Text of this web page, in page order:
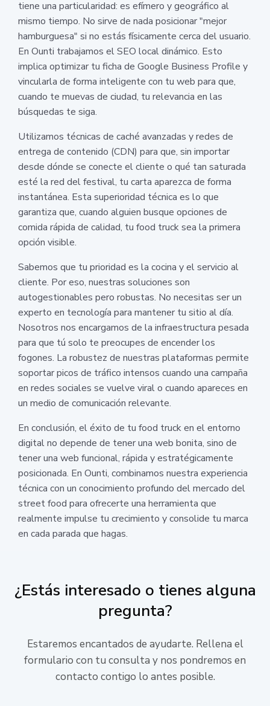
tiene una particularidad: es efímero y geográfico al
mismo tiempo. No sirve de nada posicionar "mejor
hamburguesa" si no estás físicamente cerca del usuario.
En Ounti trabajamos el SEO local dinámico. Esto
implica optimizar tu ficha de Google Business Profile y
vincularla de forma inteligente con tu web para que,
cuando te muevas de ciudad, tu relevancia en las
búsquedas te siga.
Utilizamos técnicas de caché avanzadas y redes de
entrega de contenido (CDN) para que, sin importar
desde dónde se conecte el cliente o qué tan saturada
esté la red del festival, tu carta aparezca de forma
instantánea. Esta superioridad técnica es lo que
garantiza que, cuando alguien busque opciones de
comida rápida de calidad, tu food truck sea la primera
opción visible.
Sabemos que tu prioridad es la cocina y el servicio al
cliente. Por eso, nuestras soluciones son
autogestionables pero robustas. No necesitas ser un
experto en tecnología para mantener tu sitio al día.
Nosotros nos encargamos de la infraestructura pesada
para que tú solo te preocupes de encender los
fogones. La robustez de nuestras plataformas permite
soportar picos de tráfico intensos cuando una campaña
en redes sociales se vuelve viral o cuando apareces en
un medio de comunicación relevante.
En conclusión, el éxito de tu food truck en el entorno
digital no depende de tener una web bonita, sino de
tener una web funcional, rápida y estratégicamente
posicionada. En Ounti, combinamos nuestra experiencia
técnica con un conocimiento profundo del mercado del
street food para ofrecerte una herramienta que
realmente impulse tu crecimiento y consolide tu marca
en cada parada que hagas.
¿Estás interesado o tienes alguna
pregunta?
Estaremos encantados de ayudarte. Rellena el
formulario con tu consulta y nos pondremos en
contacto contigo lo antes posible.